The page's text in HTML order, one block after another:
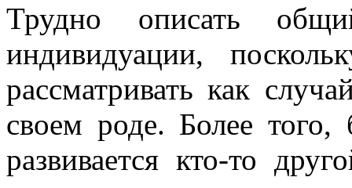
Трудно описать
индивидуации,
рассматривать как
своем роде. Более того,
развивается кто-то